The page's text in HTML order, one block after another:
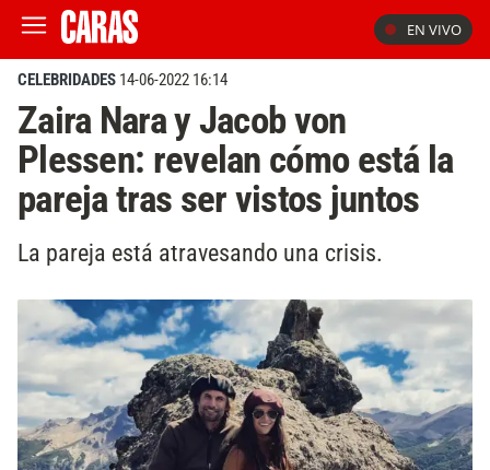
EN VIVO
CELEBRIDADES 14-06-2022 16:14
Zaira Nara y Jacob von
Plessen: revelan cómo está la
pareja tras ser vistos juntos
La pareja está atravesando una crisis.